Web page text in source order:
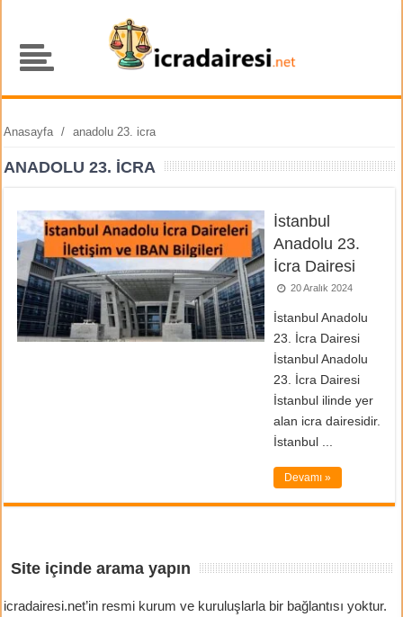
Anasayfa / anadolu 23. icra
ANADOLU 23. ICRA
İstanbul
Anadolu 23.
İcra Dairesi
20 Aralık 2024
İstanbul Anadolu
23. İcra Dairesi
İstanbul Anadolu
23. İcra Dairesi
İstanbul ilinde yer
alan icra dairesidir.
İstanbul ...
Devamı »
Site içinde arama yapın
icradairesi.net’in resmi kurum ve kuruluşlarla bir bağlantısı yoktur.